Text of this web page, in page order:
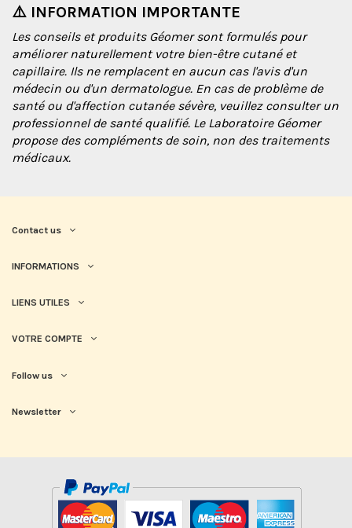
⚠️ INFORMATION IMPORTANTE
Les conseils et produits Géomer sont formulés pour
améliorer naturellement votre bien-être cutané et
capillaire. Ils ne remplacent en aucun cas l'avis d'un
médecin ou d'un dermatologue. En cas de problème de
santé ou d'affection cutanée sévère, veuillez consulter un
professionnel de santé qualifié. Le Laboratoire Géomer
propose des compléments de soin, non des traitements
médicaux.
Contact us
INFORMATIONS
LIENS UTILES
VOTRE COMPTE
Follow us
Newsletter